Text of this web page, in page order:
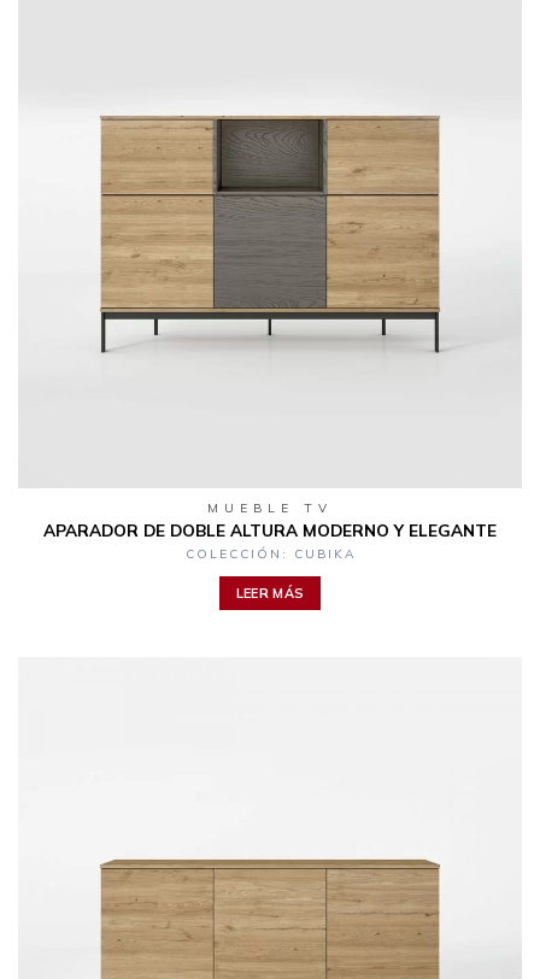
MUEBLE TV
APARADOR DE DOBLE ALTURA MODERNO Y ELEGANTE
COLECCIÓN: CUBIKA
LEER MÁS